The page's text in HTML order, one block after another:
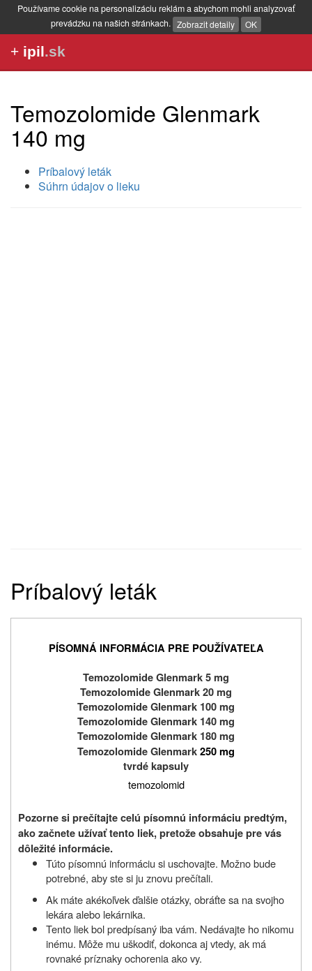
Používame cookie na personalizáciu reklám a abychom mohli analyzovať
prevádzku na našich stránkach. Zobrazit detaily OK
+ ipil.sk
Temozolomide Glenmark
140 mg
Príbalový leták
Súhrn údajov o lieku
Príbalový leták
PÍSOMNÁ INFORMÁCIA PRE POUŽÍVATEĽA
Temozolomide Glenmark 5 mg
Temozolomide Glenmark 20 mg
Temozolomide Glenmark 100 mg
Temozolomide Glenmark 140 mg
Temozolomide Glenmark 180 mg
Temozolomide Glenmark250 mg
tvrdé kapsuly
temozolomid
Pozorne si prečítajte celú písomnú informáciu predtým,
ako začnete užívať tento liek, pretože obsahuje pre vás
dôležité informácie.
Túto písomnú informáciu si uschovajte. Možno bude
potrebné, aby ste si ju znovu prečítali.
Ak máte akékoľvek ďalšie otázky, obráťte sa na svojho
lekára alebo lekárnika.
Tento liek bol predpísaný iba vám. Nedávajte ho nikomu
inému. Môže mu uškodiť, dokonca aj vtedy, ak má
rovnaké príznaky ochorenia ako vy.